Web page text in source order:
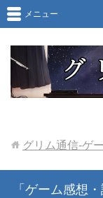
メニュー
グリム通信-ゲ
「ゲーム感想